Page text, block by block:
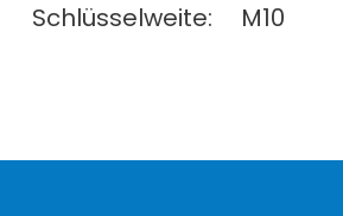
Schlüsselweite: M10